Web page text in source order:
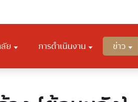
ย การดำเนินงาน ข่าว